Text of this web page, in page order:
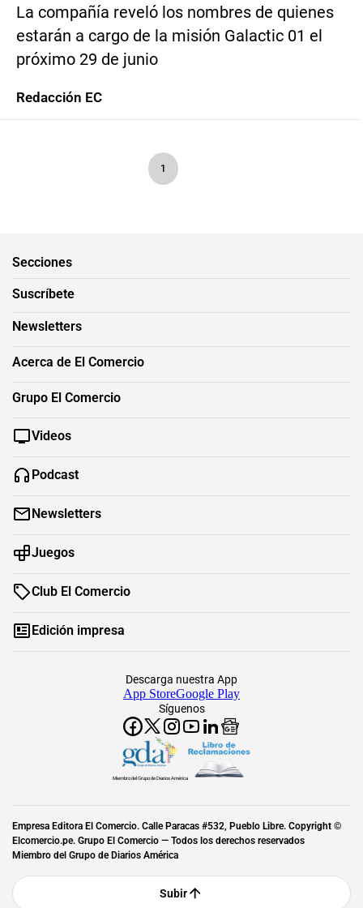
La compañía reveló los nombres de quienes
estarán a cargo de la misión Galactic 01 el
próximo 29 de junio
Redacción EC
1
Secciones
Suscríbete
Newsletters
Acerca de El Comercio
Grupo El Comercio
Videos
Podcast
Newsletters
Juegos
Club El Comercio
Edición impresa
Síguenos
Descarga nuestra App
App StoreGoogle Play
Miembro del Grupo de Diarios América
Empresa Editora El Comercio. Calle Paracas #532, Pueblo Libre. Copyright ©
Elcomercio.pe. Grupo El Comercio — Todos los derechos reservados
Miembro del Grupo de Diarios América
Subir